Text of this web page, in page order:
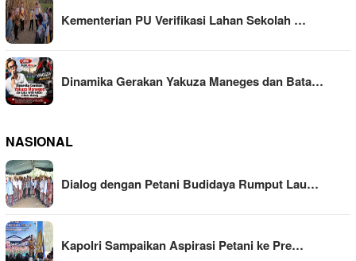
Kementerian PU Verifikasi Lahan Sekolah …
Dinamika Gerakan Yakuza Maneges dan Bata…
NASIONAL
Dialog dengan Petani Budidaya Rumput Lau…
Kapolri Sampaikan Aspirasi Petani ke Pre…